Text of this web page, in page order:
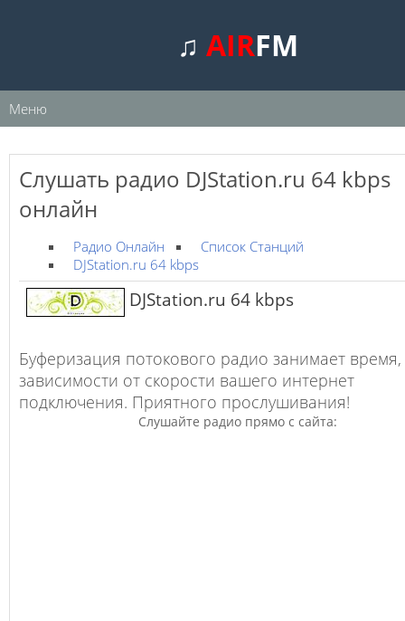
♫AIRFM
Меню
Слушать радио DJStation.ru 64 kbps
онлайн
Радио Онлайн
Список Станций
DJStation.ru 64 kbps
DJStation.ru 64 kbps
Буферизация потокового радио занимает время,
зависимости от скорости вашего интернет
подключения. Приятного прослушивания!
Слушайте радио прямо с сайта: